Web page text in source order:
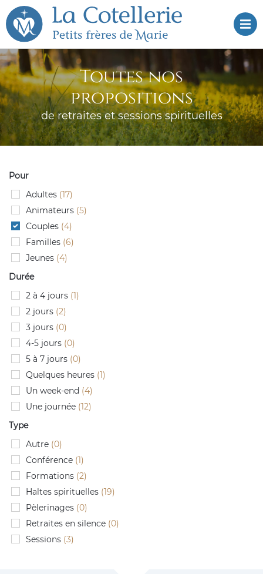
Aller
au
menu
Aller au
contenu
Toutes nos
propositions
de retraites et sessions spirituelles
Pour
Adultes (17)
Animateurs (5)
Couples (4)
Familles (6)
Jeunes (4)
Durée
2 à 4 jours (1)
2 jours (2)
3 jours (0)
4-5 jours (0)
5 à 7 jours (0)
Quelques heures (1)
Un week-end (4)
Une journée (12)
Type
Autre (0)
Conférence (1)
Formations (2)
Haltes spirituelles (19)
Pèlerinages (0)
Retraites en silence (0)
Sessions (3)